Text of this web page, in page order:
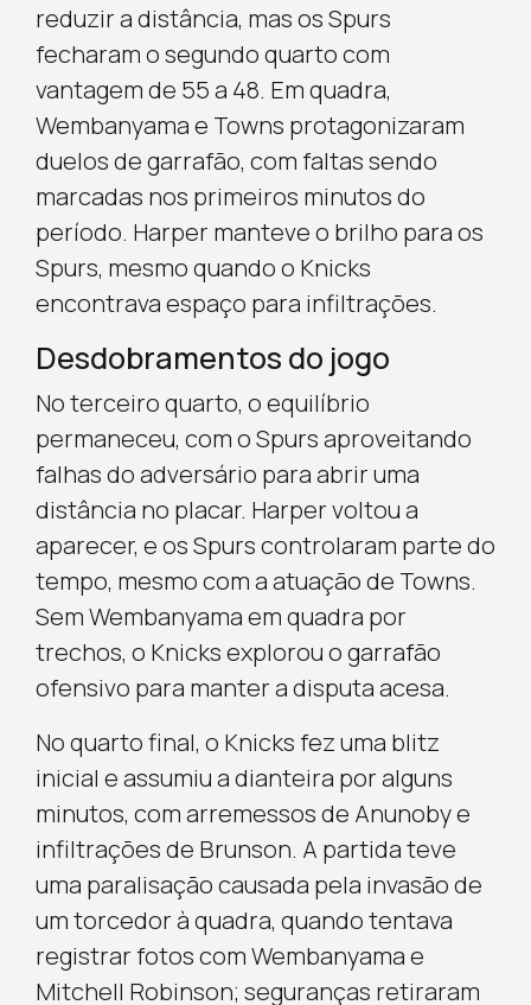
reduzir a distância, mas os Spurs
fecharam o segundo quarto com
vantagem de 55 a 48. Em quadra,
Wembanyama e Towns protagonizaram
duelos de garrafão, com faltas sendo
marcadas nos primeiros minutos do
período. Harper manteve o brilho para os
Spurs, mesmo quando o Knicks
encontrava espaço para infiltrações.
Desdobramentos do jogo
No terceiro quarto, o equilíbrio
permaneceu, com o Spurs aproveitando
falhas do adversário para abrir uma
distância no placar. Harper voltou a
aparecer, e os Spurs controlaram parte do
tempo, mesmo com a atuação de Towns.
Sem Wembanyama em quadra por
trechos, o Knicks explorou o garrafão
ofensivo para manter a disputa acesa.
No quarto final, o Knicks fez uma blitz
inicial e assumiu a dianteira por alguns
minutos, com arremessos de Anunoby e
infiltrações de Brunson. A partida teve
uma paralisação causada pela invasão de
um torcedor à quadra, quando tentava
registrar fotos com Wembanyama e
Mitchell Robinson; seguranças retiraram